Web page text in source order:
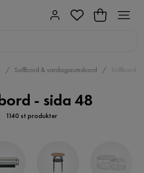
Soffbord & vardagsrumsbord Soffbord
- sida 48
1140 st produkter